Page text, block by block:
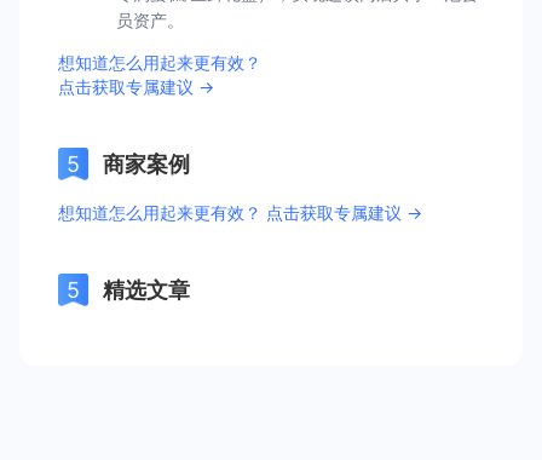
员资产。
想知道怎么用起来更有效？
点击获取专属建议 →
商家案例
想知道怎么用起来更有效？ 点击获取专属建议 →
精选文章